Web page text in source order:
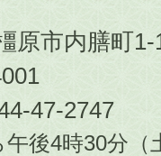
原市内膳町1-
47-2747
後4時30分（